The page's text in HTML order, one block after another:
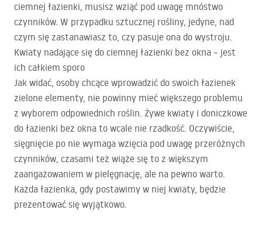
ciemnej łazienki, musisz wziąć pod uwagę mnóstwo
czynników. W przypadku sztucznej rośliny, jedyne, nad
czym się zastanawiasz to, czy pasuje ona do wystroju.
Kwiaty nadające się do ciemnej łazienki bez okna – jest
ich całkiem sporo
Jak widać, osoby chcące wprowadzić do swoich łazienek
zielone elementy, nie powinny mieć większego problemu
z wyborem odpowiednich roślin. Żywe kwiaty i doniczkowe
do łazienki bez okna to wcale nie rzadkość. Oczywiście,
sięgnięcie po nie wymaga wzięcia pod uwagę przeróżnych
czynników, czasami też wiąże się to z większym
zaangażowaniem w pielęgnację, ale na pewno warto.
Każda łazienka, gdy postawimy w niej kwiaty, będzie
prezentować się wyjątkowo.